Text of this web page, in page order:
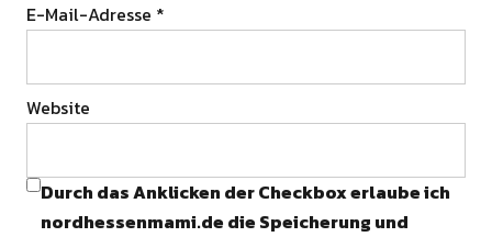
E-Mail-Adresse *
Website
Durch das Anklicken der Checkbox erlaube ich
nordhessenmami.de die Speicherung und